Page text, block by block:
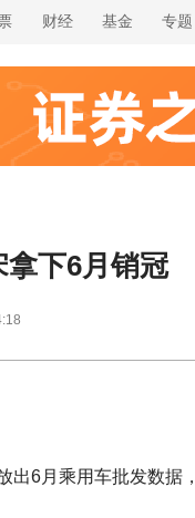
财经 基金 专题
拿下6月销冠
出6月乘用车批发数据